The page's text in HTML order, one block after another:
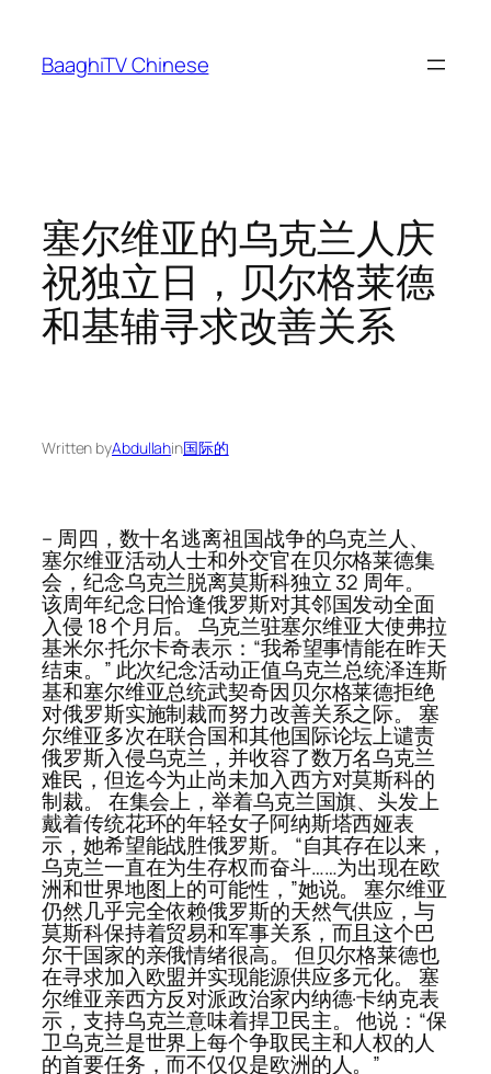
content
BaaghiTV Chinese
塞尔维亚的乌克兰人庆
祝独立日，贝尔格莱德
和基辅寻求改善关系
Written byAbdullahin国际的
– 周四，数十名逃离祖国战争的乌克兰人、
塞尔维亚活动人士和外交官在贝尔格莱德集
会，纪念乌克兰脱离莫斯科独立 32 周年。
该周年纪念日恰逢俄罗斯对其邻国发动全面
入侵 18 个月后。 乌克兰驻塞尔维亚大使弗拉
基米尔·托尔卡奇表示：“我希望事情能在昨天
结束。” 此次纪念活动正值乌克兰总统泽连斯
基和塞尔维亚总统武契奇因贝尔格莱德拒绝
对俄罗斯实施制裁而努力改善关系之际。 塞
尔维亚多次在联合国和其他国际论坛上谴责
俄罗斯入侵乌克兰，并收容了数万名乌克兰
难民，但迄今为止尚未加入西方对莫斯科的
制裁。 在集会上，举着乌克兰国旗、头发上
戴着传统花环的年轻女子阿纳斯塔西娅表
示，她希望能战胜俄罗斯。 “自其存在以来，
乌克兰一直在为生存权而奋斗……为出现在欧
洲和世界地图上的可能性，”她说。 塞尔维亚
仍然几乎完全依赖俄罗斯的天然气供应，与
莫斯科保持着贸易和军事关系，而且这个巴
尔干国家的亲俄情绪很高。 但贝尔格莱德也
在寻求加入欧盟并实现能源供应多元化。 塞
尔维亚亲西方反对派政治家内纳德·卡纳克表
示，支持乌克兰意味着捍卫民主。 他说：“保
卫乌克兰是世界上每个争取民主和人权的人
的首要任务，而不仅仅是欧洲的人。”